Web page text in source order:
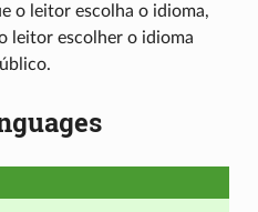
o leitor escolha o idioma,
leitor escolher o idioma